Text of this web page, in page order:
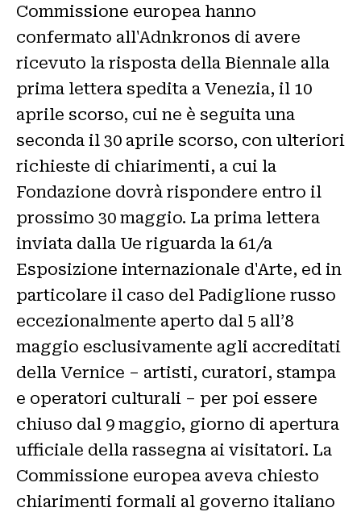
Commissione europea hanno
confermato all'Adnkronos di avere
ricevuto la risposta della Biennale alla
prima lettera spedita a Venezia, il 10
aprile scorso, cui ne è seguita una
seconda il 30 aprile scorso, con ulteriori
richieste di chiarimenti, a cui la
Fondazione dovrà rispondere entro il
prossimo 30 maggio. La prima lettera
inviata dalla Ue riguarda la 61/a
Esposizione internazionale d'Arte, ed in
particolare il caso del Padiglione russo
eccezionalmente aperto dal 5 all’8
maggio esclusivamente agli accreditati
della Vernice – artisti, curatori, stampa
e operatori culturali – per poi essere
chiuso dal 9 maggio, giorno di apertura
ufficiale della rassegna ai visitatori. La
Commissione europea aveva chiesto
chiarimenti formali al governo italiano